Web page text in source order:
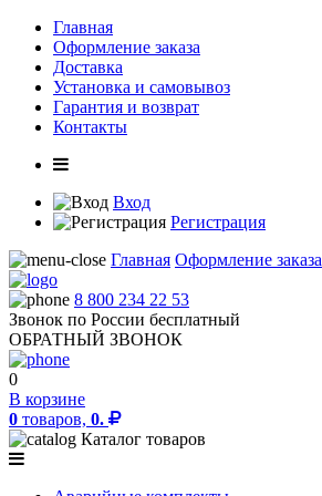
Главная
Оформление заказа
Доставка
Установка и самовывоз
Гарантия и возврат
Контакты
Вход
Регистрация
Главная Оформление заказа
8 800 234 22 53
Звонок по России бесплатный
ОБРАТНЫЙ ЗВОНОК
0
В корзине
0 товаров, 0.
Каталог товаров